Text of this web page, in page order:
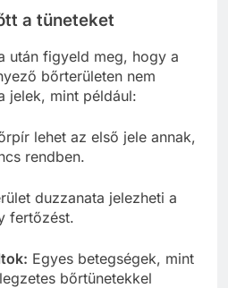
a tüneteket
után figyeld meg, hogy a
bőrterületen nem
jelek, mint például:
lehet az első jele annak,
rendben.
duzzanata jelezheti a
fertőzést.
Egyes betegségek, mint
bőrtünetekkel